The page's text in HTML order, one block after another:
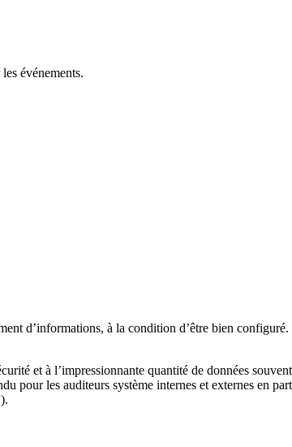
événements.
d’informations, à la condition d’être bien
et à l’impressionnante quantité de données
pour les auditeurs système internes et externes en